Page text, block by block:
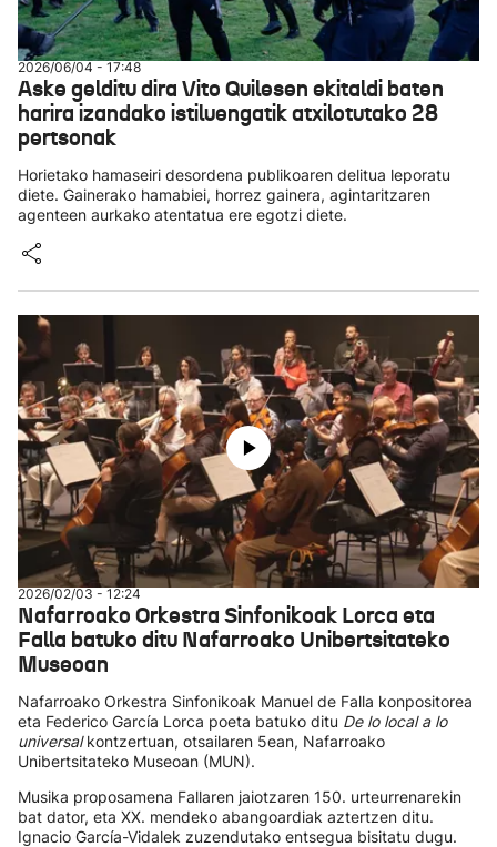
2026/06/04 - 17:48
Aske gelditu dira Vito Quilesen ekitaldi baten
harira izandako istiluengatik atxilotutako 28
pertsonak
Horietako hamaseiri desordena publikoaren delitua leporatu
diete. Gainerako hamabiei, horrez gainera, agintaritzaren
agenteen aurkako atentatua ere egotzi diete.
2026/02/03 - 12:24
Nafarroako Orkestra Sinfonikoak Lorca eta
Falla batuko ditu Nafarroako Unibertsitateko
Museoan
Nafarroako Orkestra Sinfonikoak Manuel de Falla konpositorea
eta Federico García Lorca poeta batuko ditu De lo local a lo
universalkontzertuan, otsailaren 5ean, Nafarroako
Unibertsitateko Museoan (MUN).
Musika proposamena Fallaren jaiotzaren 150. urteurrenarekin
bat dator, eta XX. mendeko abangoardiak aztertzen ditu.
Ignacio García-Vidalek zuzendutako entsegua bisitatu dugu.